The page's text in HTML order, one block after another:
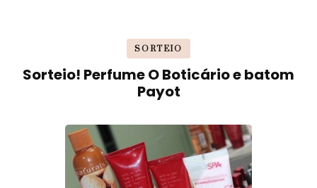
SORTEIO
Sorteio! Perfume O Boticário e batom
Payot